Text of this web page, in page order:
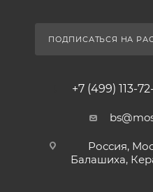
ПОДПИСАТЬСЯ НА
+7 (499) 113-
Россия,
Балашиха,